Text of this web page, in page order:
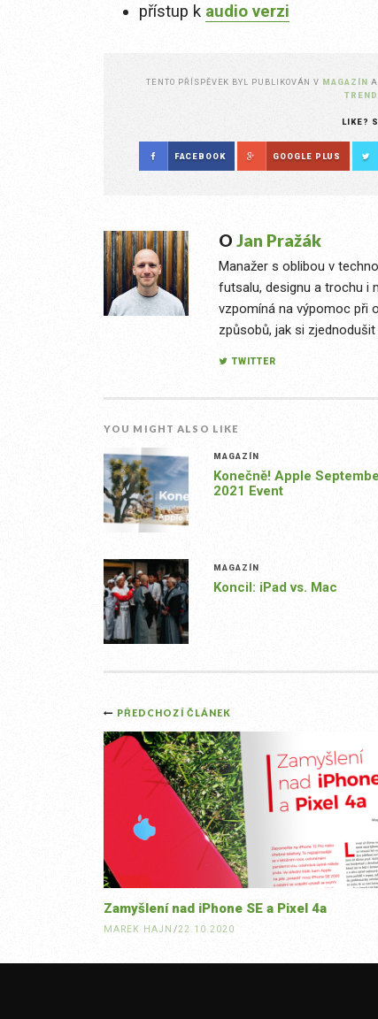
přístup k audio verzi
TENTO PŘÍSPĚVEK BYL PUBLIKOVÁN V MAGAZÍN
LIKE?
FACEBOOK GOOGLE PLUS
O Jan Pražák
Manažer s oblibou v
futsalu, designu a trochu i
vzpomíná na výpomoc při
způsobů, jak si
TWITTER
YOU MIGHT ALSO LIKE
MAGAZÍN
Konečně! Apple
2021 Event
MAGAZÍN
Koncil: iPad vs. Mac
Post
navigation
PŘEDCHOZÍ ČLÁNEK
Zamyšlení nad iPhone SE a Pixel 4a
MAREK HAJN /22.10.2020